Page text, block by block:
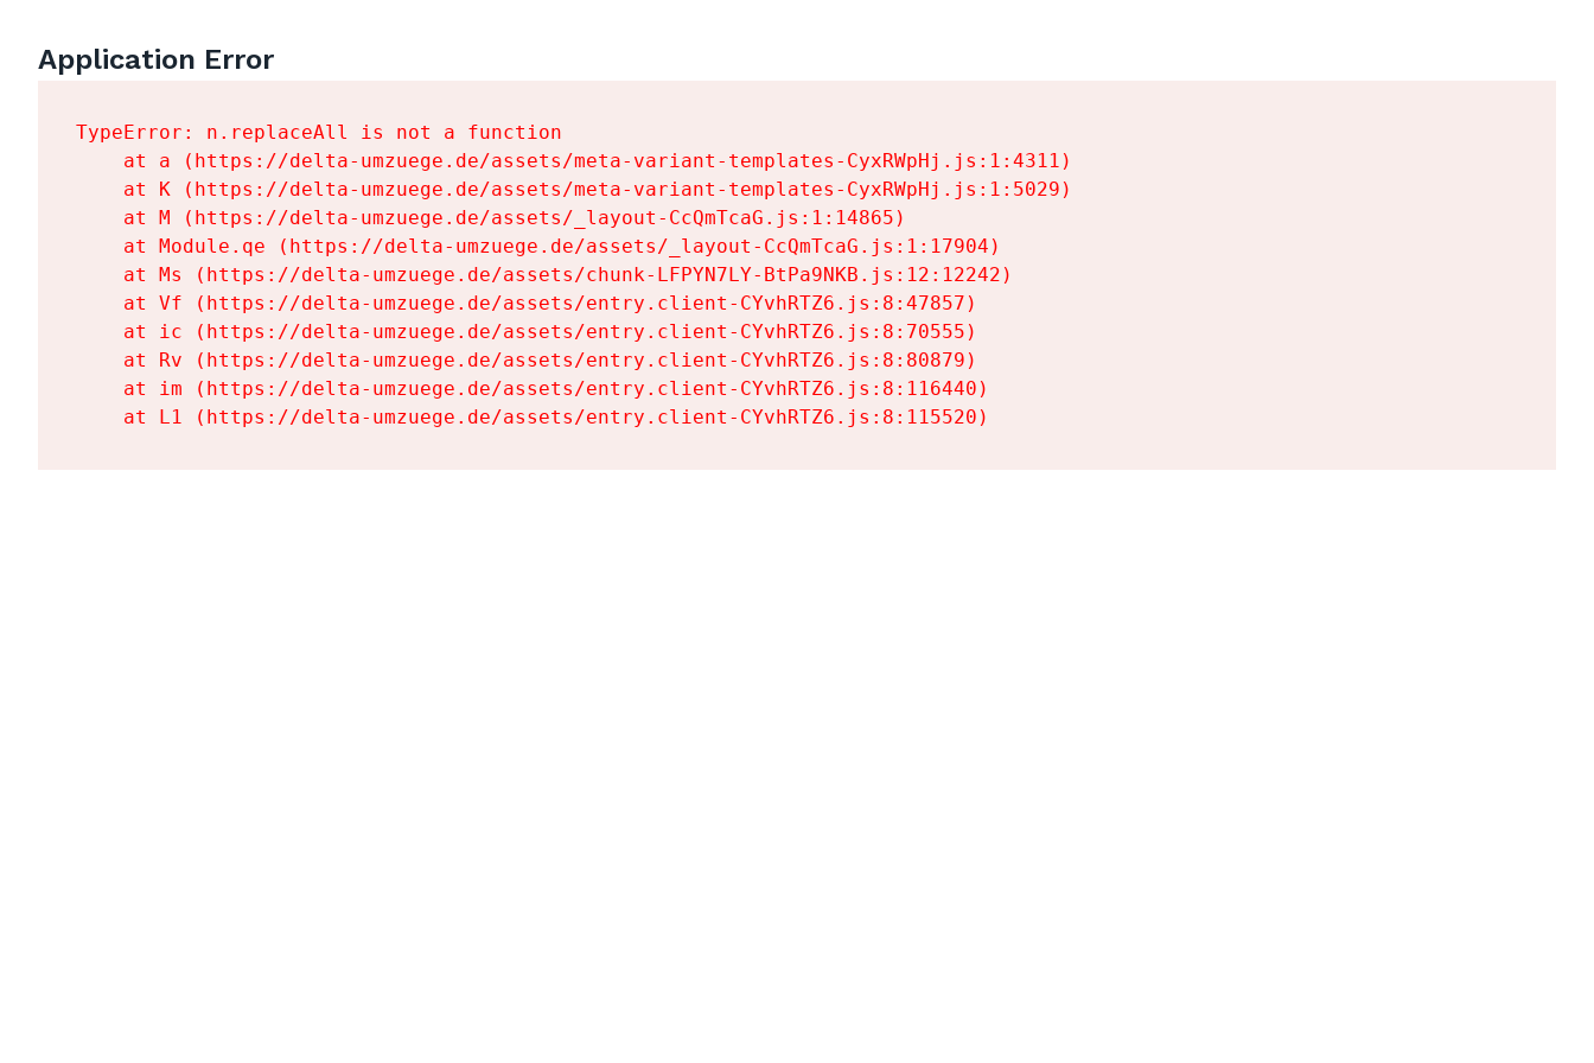
Application Error
TypeError: n.replaceAll is not a function
    at a (https://delta-umzuege.de/assets/meta-variant-templates-CyxRWpHj.js:1:4311)
    at K (https://delta-umzuege.de/assets/meta-variant-templates-CyxRWpHj.js:1:5029)
    at M (https://delta-umzuege.de/assets/_layout-CcQmTcaG.js:1:14865)
    at Module.qe (https://delta-umzuege.de/assets/_layout-CcQmTcaG.js:1:17904)
    at Ms (https://delta-umzuege.de/assets/chunk-LFPYN7LY-BtPa9NKB.js:12:12242)
    at Vf (https://delta-umzuege.de/assets/entry.client-CYvhRTZ6.js:8:47857)
    at ic (https://delta-umzuege.de/assets/entry.client-CYvhRTZ6.js:8:70555)
    at Rv (https://delta-umzuege.de/assets/entry.client-CYvhRTZ6.js:8:80879)
    at im (https://delta-umzuege.de/assets/entry.client-CYvhRTZ6.js:8:116440)
    at L1 (https://delta-umzuege.de/assets/entry.client-CYvhRTZ6.js:8:115520)